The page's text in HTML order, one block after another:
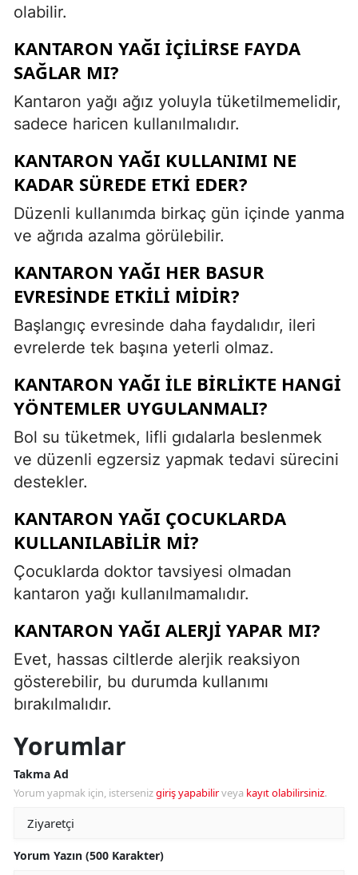
olabilir.
KANTARON YAĞI IÇILIRSE FAYDA
SAĞLAR MI?
Kantaron yağı ağız yoluyla tüketilmemelidir,
sadece haricen kullanılmalıdır.
KANTARON YAĞI KULLANIMI NE
KADAR SÜREDE ETKI EDER?
Düzenli kullanımda birkaç gün içinde yanma
ve ağrıda azalma görülebilir.
KANTARON YAĞI HER BASUR
EVRESINDE ETKILI MIDIR?
Başlangıç evresinde daha faydalıdır, ileri
evrelerde tek başına yeterli olmaz.
KANTARON YAĞI ILE BIRLIKTE HANGI
YÖNTEMLER UYGULANMALI?
Bol su tüketmek, lifli gıdalarla beslenmek
ve düzenli egzersiz yapmak tedavi sürecini
destekler.
KANTARON YAĞI ÇOCUKLARDA
KULLANILABILIR MI?
Çocuklarda doktor tavsiyesi olmadan
kantaron yağı kullanılmamalıdır.
KANTARON YAĞI ALERJI YAPAR MI?
Evet, hassas ciltlerde alerjik reaksiyon
gösterebilir, bu durumda kullanımı
bırakılmalıdır.
Yorumlar
Takma Ad
Yorum yapmak için, istersenizgiriş yapabilirveya kayıt olabilirsiniz.
Yorum Yazın (500 Karakter)